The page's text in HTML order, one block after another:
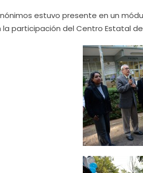
estuvo presente en un
participación del Centro Estatal